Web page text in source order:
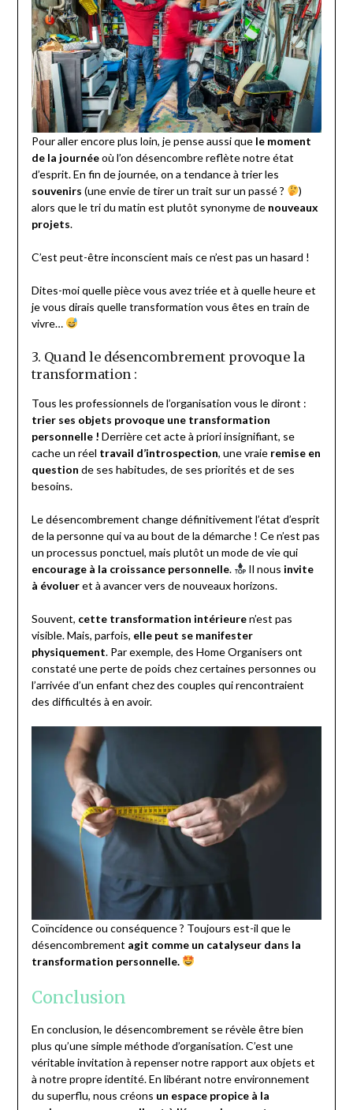
Pour aller encore plus loin, je pense aussi que le moment
de la journéeoù l’on désencombre reflète notre état
d’esprit. En fin de journée, on a tendance à trier les
souvenirs (une envie de tirer un trait sur un passé ?
)
alors que le tri du matin est plutôt synonyme de nouveaux
projets.
C’est peut-être inconscient mais ce n’est pas un hasard !
Dites-moi quelle pièce vous avez triée et à quelle heure et
je vous dirais quelle transformation vous êtes en train de
vivre…
3. Quand le désencombrement provoque la
transformation :
Tous les professionnels de l’organisation vous le diront :
trier ses objets provoque une transformation
personnelle ! Derrière cet acte à priori insignifiant, se
cache un réel travail d’introspection, une vraie remise en
question de ses habitudes, de ses priorités et de ses
besoins.
Le désencombrement change définitivement l’état d’esprit
de la personne qui va au bout de la démarche ! Ce n’est pas
un processus ponctuel, mais plutôt un mode de vie qui
encourage à la croissance personnelle. Il nous invite
à évolueret à avancer vers de nouveaux horizons.
Souvent, cette transformation intérieuren’est pas
visible. Mais, parfois, elle peut se manifester
physiquement. Par exemple, des Home Organisers ont
constaté une perte de poids chez certaines personnes ou
l’arrivée d’un enfant chez des couples qui rencontraient
des difficultés à en avoir.
Coïncidence ou conséquence ? Toujours est-il que le
désencombrement agit comme un catalyseur dans la
transformation personnelle.
Conclusion
En conclusion, le désencombrement se révèle être bien
plus qu’une simple méthode d’organisation. C’est une
véritable invitation à repenser notre rapport aux objets et
à notre propre identité. En libérant notre environnement
du superflu, nous créons un espace propice à la